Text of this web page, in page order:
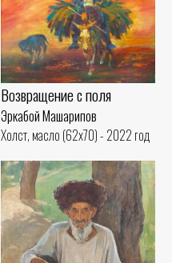
Возвращение с поля
Эркабой Машарипов
Холст, масло (62x70) - 2022 год